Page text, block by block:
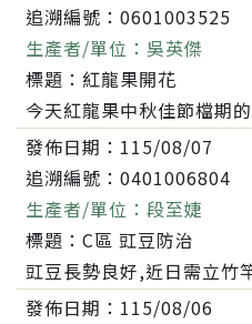
追溯編號： 0601003525
生產者/單位： 吳英傑
標題： 紅龍果開花
今天紅龍果中秋佳節檔期
發佈日期： 115/08/07
追溯編號： 0401006804
生產者/單位： 段至婕
標題： C區 豇豆防治
豇豆長勢良好,近日需立竹
發佈日期： 115/08/06